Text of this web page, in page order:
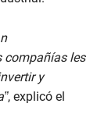
compañías les
y
, explicó el